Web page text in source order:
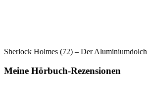
Sherlock Holmes (72) – Der Aluminiumdolch
Meine Hörbuch-Rezensionen